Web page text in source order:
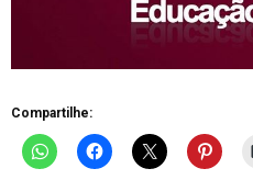
Compartilhe: